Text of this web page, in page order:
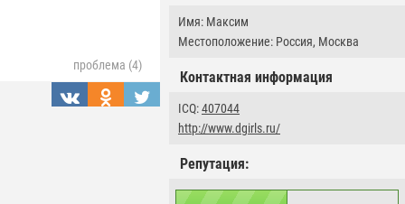
Имя: Максим
Местоположение: Россия, Москва
Контактная информация
ICQ:407044
http://www.dgirls.ru/
Репутация:
проблема (4)